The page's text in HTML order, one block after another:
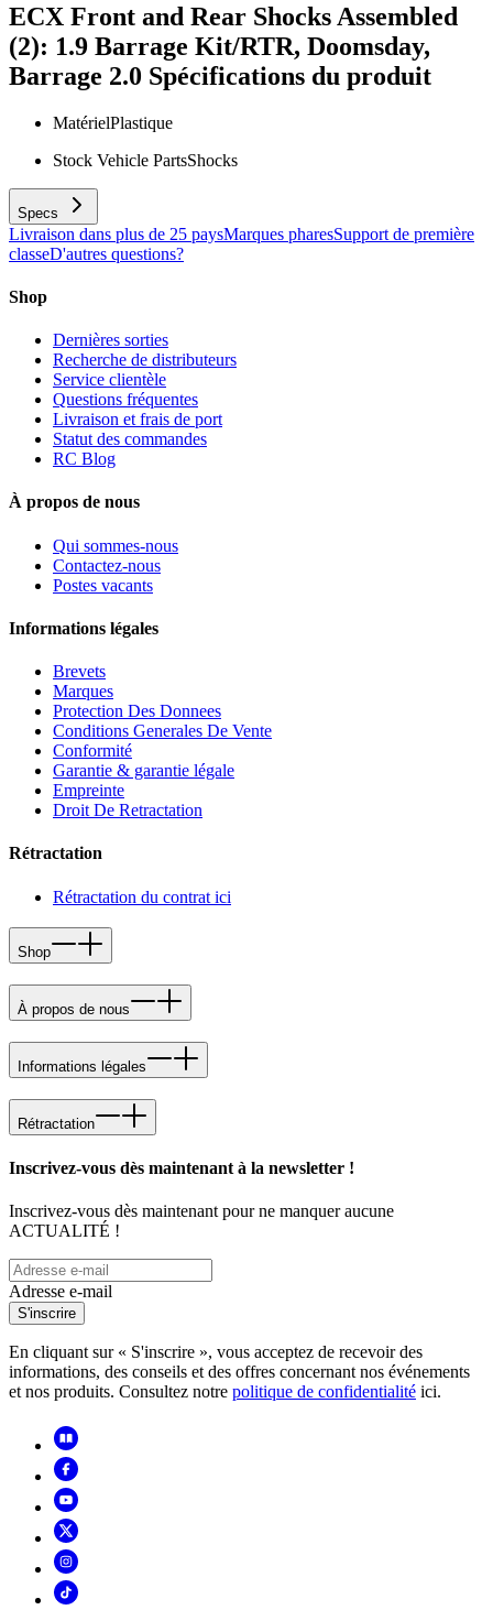
ECX Front and Rear Shocks Assembled
(2): 1.9 Barrage Kit/RTR, Doomsday,
Barrage 2.0 Spécifications du produit
MatérielPlastique
Stock Vehicle PartsShocks
Specs
Livraison dans plus de 25 paysMarques pharesSupport de première
classeD'autres questions?
Shop
Dernières sorties
Recherche de distributeurs
Service clientèle
Questions fréquentes
Livraison et frais de port
Statut des commandes
RC Blog
À propos de nous
Qui sommes-nous
Contactez-nous
Postes vacants
Informations légales
Brevets
Marques
Protection Des Donnees
Conditions Generales De Vente
Conformité
Garantie & garantie légale
Empreinte
Droit De Retractation
Rétractation
Rétractation du contrat ici
Shop
À propos de nous
Informations légales
Rétractation
Inscrivez-vous dès maintenant à la newsletter !
Inscrivez-vous dès maintenant pour ne manquer aucune
ACTUALITÉ !
Adresse e-mail
S'inscrire
En cliquant sur « S'inscrire », vous acceptez de recevoir des
informations, des conseils et des offres concernant nos événements
et nos produits. Consultez notre politique de confidentialité ici.